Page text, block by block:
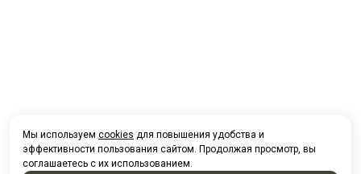
Мы используем cookies для повышения удобства и
эффективности пользования сайтом. Продолжая просмотр, вы
соглашаетесь с их использованием.